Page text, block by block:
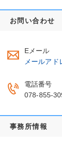
お問い合わせ
Eメール
メールアド
電話番号
078-855-
事務所情報